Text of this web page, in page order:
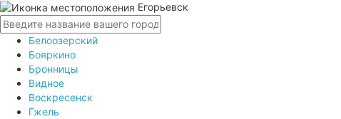
Егорьевск
Белоозерский
Бояркино
Бронницы
Видное
Воскресенск
Гжель